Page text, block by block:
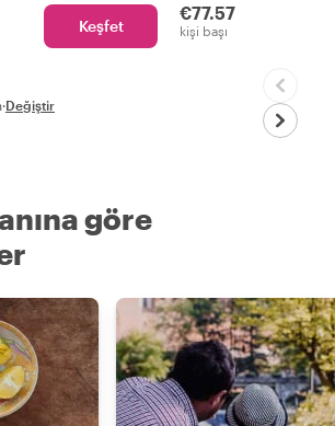
Keşfet
€77.57
kişi başı
·Değiştir
göre